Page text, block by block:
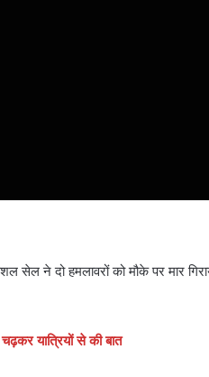
सेल ने दो हमलावरों को मौके पर मार
यात्रियों से की बात